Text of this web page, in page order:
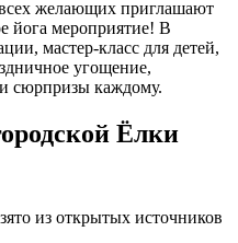
желающих приглашают
йога мероприятие! В
мастер-класс для детей,
угощение,
сюрпризы каждому.
Ёлки
из открытых источников